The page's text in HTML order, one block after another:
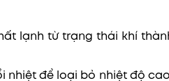
lạnh từ trạng thái khí
nhiệt để loại bỏ nhiệt độ